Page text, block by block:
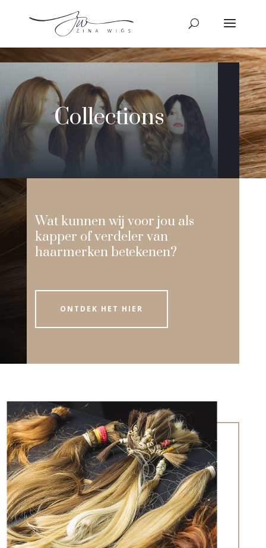
Collections
Wat kunnen wij voor jou als
kapper of verdeler van
haarmerken betekenen?
ONTDEK HET HIER